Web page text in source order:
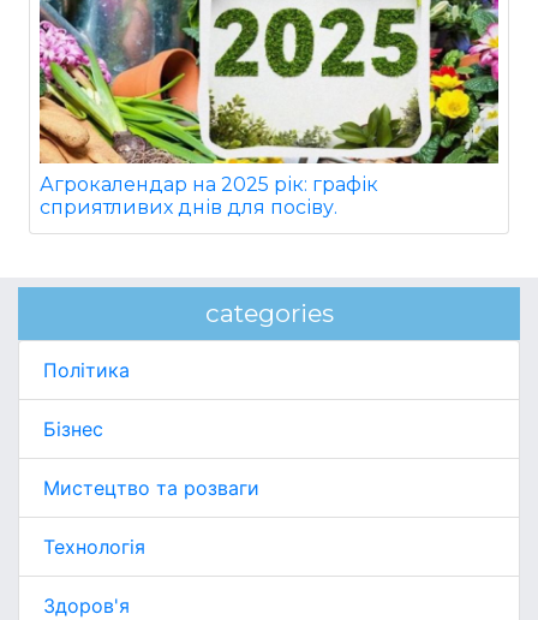
Агрокалендар на 2025 рік: графік
сприятливих днів для посіву.
categories
Політика
Бізнес
Мистецтво та розваги
Технологія
Здоров'я